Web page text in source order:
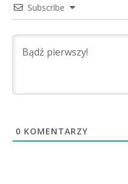
Subscribe
0 KOMENTARZY